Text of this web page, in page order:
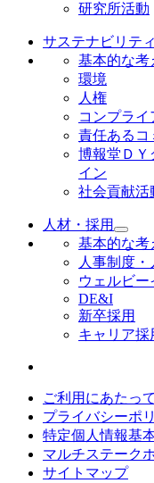
研究所活動
サステナビリティ
基本的な考
環境
人権
コンプライ
責任あるコ
博報堂ＤＹ
イン
社会貢献活
人材・採用
基本的な考
人事制度・
ウェルビー
DE&I
新卒採用
キャリア採
ご利用にあたって
プライバシーポ
特定個人情報基
マルチステーク
サイトマップ